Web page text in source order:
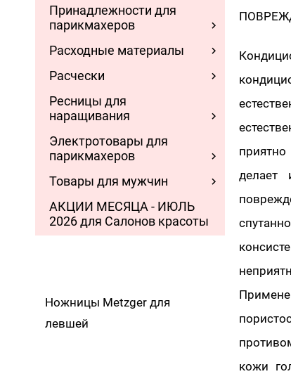
Принадлежности для
парикмахеров
Расходные материалы
Расчески
Ресницы для
наращивания
Электротовары для
парикмахеров
Товары для мужчин
АКЦИИ МЕСЯЦА - ИЮЛЬ
2026 для Салонов красоты
Ножницы Metzger для
левшей
делает
кожи